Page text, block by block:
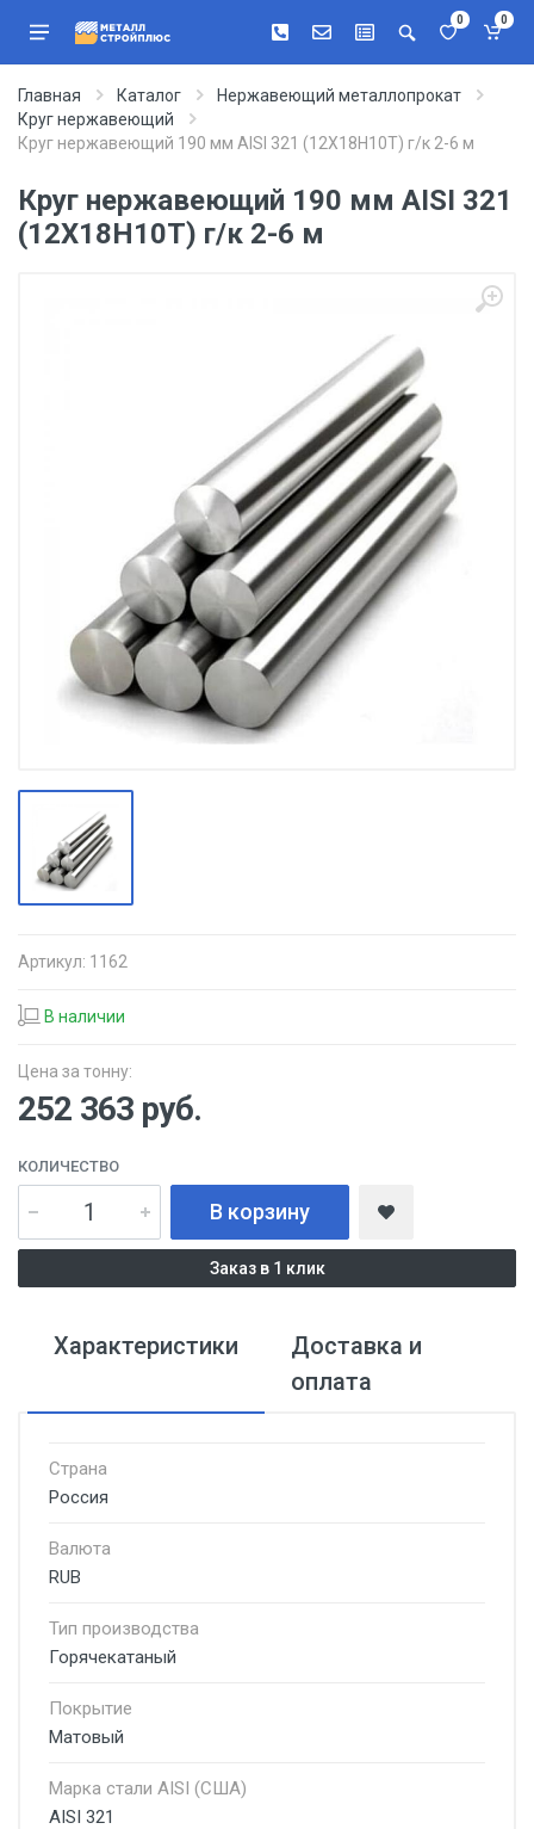
0 0
Главная Каталог
Нержавеющий металлопрокат
Круг нержавеющий
Круг нержавеющий 190 мм AISI 321 (12Х18Н10Т) г/к 2-6 м
Круг нержавеющий 190 мм AISI 321
(12Х18Н10Т) г/к 2-6 м
Артикул: 1162
В наличии
Цена за тонну:
252 363 руб.
КОЛИЧЕСТВО
В корзину
Заказ в 1 клик
Характеристики
Доставка и
оплата
Страна
Россия
Валюта
RUB
Тип производства
Горячекатаный
Покрытие
Матовый
Марка стали AISI (США)
AISI 321